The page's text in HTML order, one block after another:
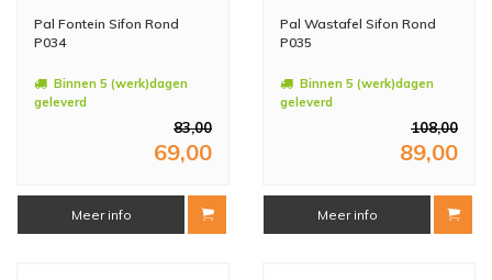
Pal Fontein Sifon Rond
P034
Binnen 5 (werk)dagen
geleverd
83,00
69,00
Meer info
Pal Wastafel Sifon Rond
P035
Binnen 5 (werk)dagen
geleverd
108,00
89,00
Meer info